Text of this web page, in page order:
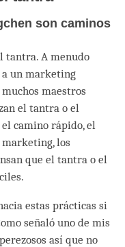
son caminos
tantra. A menudo
a un marketing
maestros
el tantra o el
camino rápido, el
marketing, los
que el tantra o el
estas prácticas si
señaló uno de mis
así que no